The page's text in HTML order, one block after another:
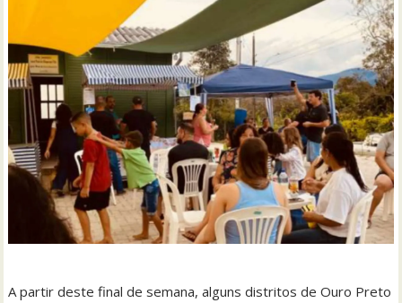
A partir deste final de semana, alguns distritos de Ouro Preto